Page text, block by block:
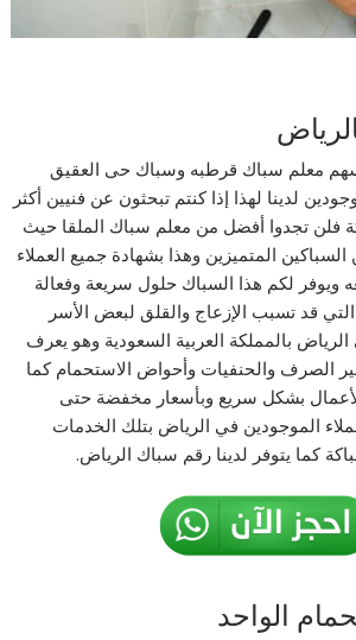
معلم سباك قرطبه وسباك حى العقيق
لدينا لهذا إذا كنتم تبحثون عن فنيين أكثر
فلن تجدوا أفضل من معلم سباك الملقا حيث
المتميزين وهذا بشهادة جميع العملاء
ويوفر لكم هذا السباك حلول سريعة وفعالة
قد تسبب الإزعاج والقلق لبعض الأسر
بالمملكة العربية السعودية وهو يعرف
الصرف والحنفيات وأحواض الاستحمام كما
بشكل سريع وبأسعار مخفضة حتى
الموجودين في الرياض بتلك الخدمات
كما يتوفر لدينا رقم سباك الرياض.
الواحد